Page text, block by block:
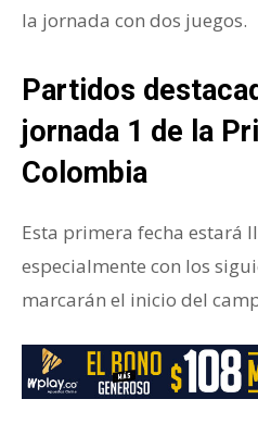
la jornada con dos juegos.
Partidos
jornada 1 de la
Colombia
Esta primera fecha estará
especialmente con los
marcarán el inicio del